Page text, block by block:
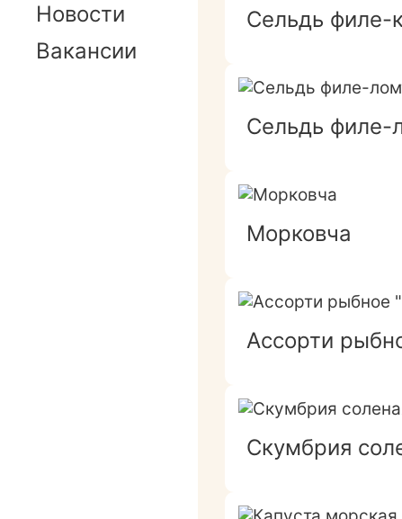
Новости
Вакансии
Сельдь филе-
Сельдь филе-
Морковча
Ассорти
Скумбрия